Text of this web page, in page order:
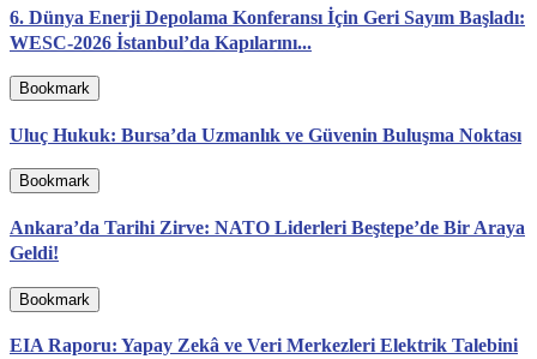
6. Dünya Enerji Depolama Konferansı İçin Geri Sayım Başladı:
WESC-2026 İstanbul’da Kapılarını...
Bookmark
Uluç Hukuk: Bursa’da Uzmanlık ve Güvenin Buluşma Noktası
Bookmark
Ankara’da Tarihi Zirve: NATO Liderleri Beştepe’de Bir Araya
Geldi!
Bookmark
EIA Raporu: Yapay Zekâ ve Veri Merkezleri Elektrik Talebini